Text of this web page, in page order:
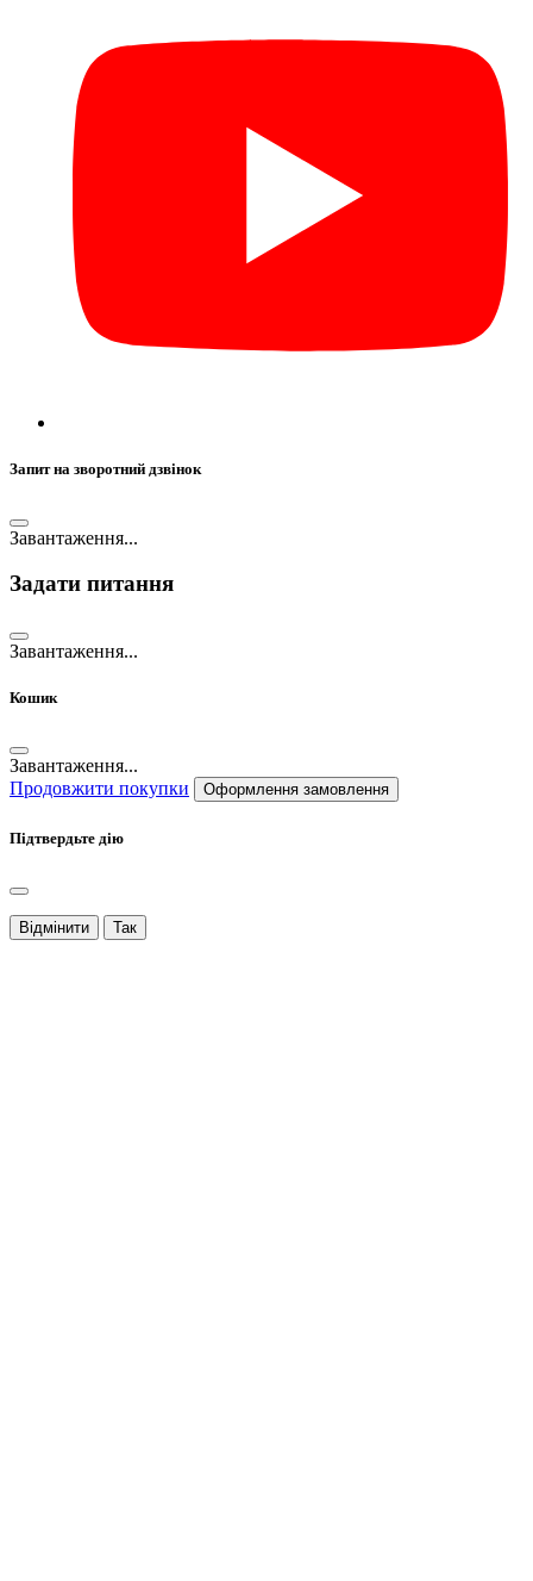
Запит на зворотний дзвінок
Завантаження...
Задати питання
Завантаження...
Кошик
Завантаження...
Продовжити покупки
Оформлення замовлення
Підтвердьте дію
Відмінити Так